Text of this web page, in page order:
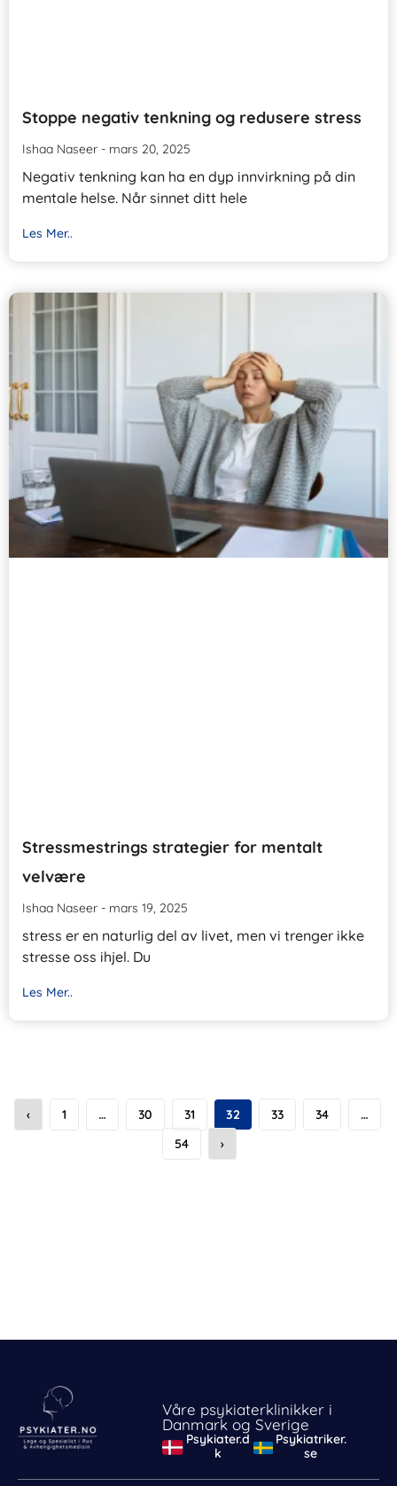
Stoppe negativ tenkning og redusere stress
Ishaa Naseer mars 20, 2025
Negativ tenkning kan ha en dyp innvirkning på din
mentale helse. Når sinnet ditt hele
Les Mer..
Stressmestrings strategier for mentalt
velvære
Ishaa Naseer mars 19, 2025
stress er en naturlig del av livet, men vi trenger ikke
stresse oss ihjel. Du
Les Mer..
‹ 1 … 30 31 32 33 34
…
54
›
Våre psykiaterklinikker i
Danmark og Sverige
Psykiater.d
k
Psykiatriker.
se